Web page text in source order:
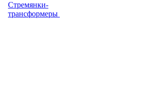
Стремянки-
трансформеры